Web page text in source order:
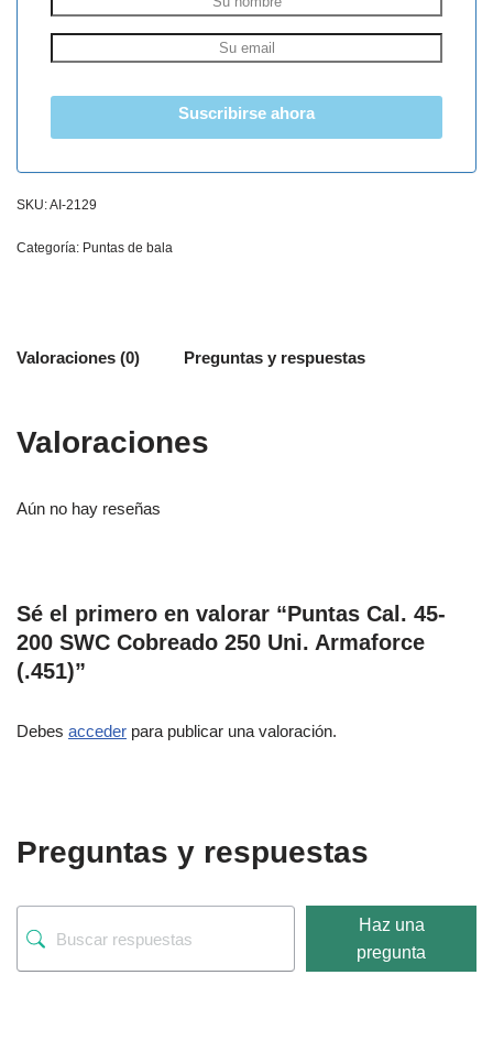
Suscribirse ahora
SKU:AI-2129
Categoría: Puntas de bala
Valoraciones (0) Preguntas y respuestas
Valoraciones
Aún no hay reseñas
Sé el primero en valorar “Puntas Cal. 45-
200 SWC Cobreado 250 Uni. Armaforce
(.451)”
Debes acceder para publicar una valoración.
Preguntas y respuestas
Haz una
pregunta